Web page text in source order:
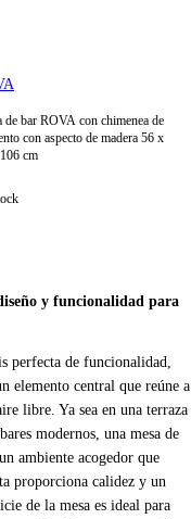
de bar ROVA con chimenea de
con aspecto de madera 56 x
cm
y funcionalidad para
perfecta de funcionalidad,
elemento central que reúne a
libre. Ya sea en una terraza
modernos, una mesa de
ambiente acogedor que
proporciona calidez y un
de la mesa es ideal para